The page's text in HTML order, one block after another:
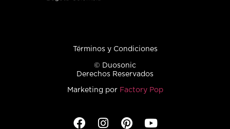
Términos y Condiciones
© Duosonic
Derechos Reservados
Marketing por Factory Pop